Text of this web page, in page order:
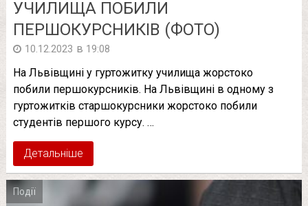
УЧИЛИЩА ПОБИЛИ
ПЕРШОКУРСНИКІВ (ФОТО)
10.12.2023 в 19:08
На Львівщині у гуртожитку училища жорстоко
побили першокурсників. На Львівщині в одному з
гуртожитків старшокурсники жорстоко побили
студентів першого курсу. …
Детальніше
Події